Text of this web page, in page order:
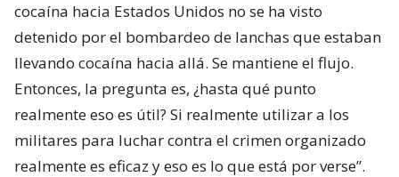
cocaína hacia Estados Unidos no se ha visto
detenido por el bombardeo de lanchas que estaban
llevando cocaína hacia allá. Se mantiene el flujo.
Entonces, la pregunta es, ¿hasta qué punto
realmente eso es útil? Si realmente utilizar a los
militares para luchar contra el crimen organizado
realmente es eficaz y eso es lo que está por verse”.